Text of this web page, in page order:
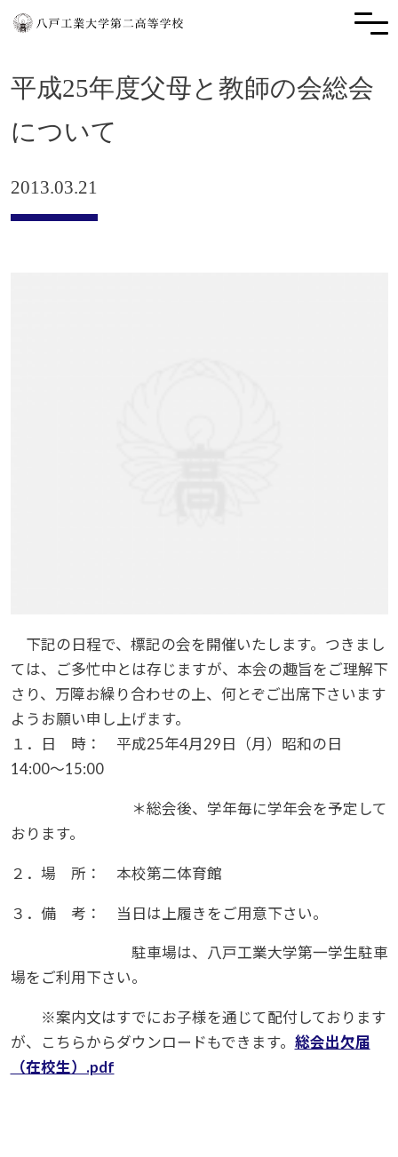
平成25年度父母と教師の会総会
について
2013.03.21
下記の日程で、標記の会を開催いたします。つきまし
ては、ご多忙中とは存じますが、本会の趣旨をご理解下
さり、万障お繰り合わせの上、何とぞご出席下さいます
ようお願い申し上げます。
１．日 時： 平成25年4月29日（月）昭和の日
14:00～15:00
＊総会後、学年毎に学年会を予定して
おります。
２．場 所： 本校第二体育館
３．備 考： 当日は上履きをご用意下さい。
駐車場は、八戸工業大学第一学生駐車
場をご利用下さい。
※案内文はすでにお子様を通じて配付しております
が、こちらからダウンロードもできます。 総会出欠届
（在校生）.pdf